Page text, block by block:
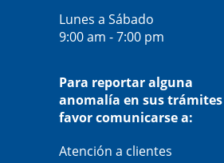
Lunes a Sábado
9:00 am - 7:00 pm
Para reportar alguna
anomalía en sus trámites
favor comunicarse a:
Atención a clientes